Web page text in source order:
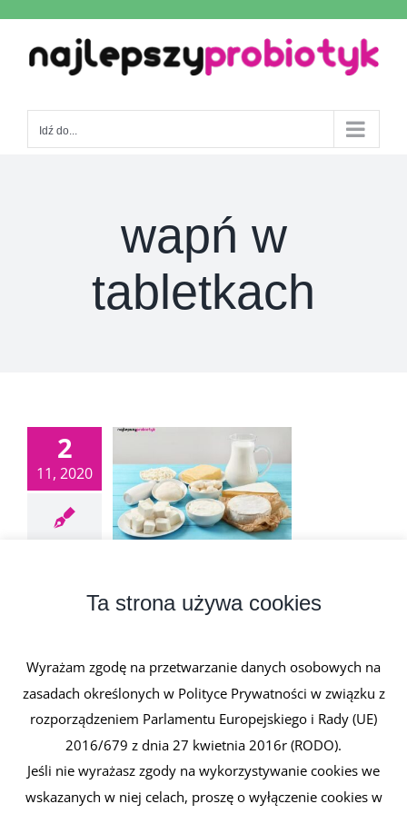
content
Idź do...
wapń w
tabletkach
2
11, 2020
2 listopada, 2020 | 0 komentarzy
w organizmie człowieka. Znany [...]
Ta strona używa cookies
Wyrażam zgodę na przetwarzanie danych osobowych na
zasadach określonych w Polityce Prywatności w związku z
rozporządzeniem Parlamentu Europejskiego i Rady (UE)
2016/679 z dnia 27 kwietnia 2016r (RODO).
Jeśli nie wyrażasz zgody na wykorzystywanie cookies we
wskazanych w niej celach, proszę o wyłączenie cookies w